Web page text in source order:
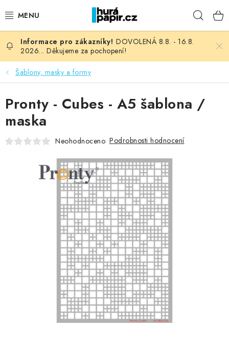
na
NOVINKY
HURÁ DÍLNA
VŠECHNO ZBOŽÍ
KNIHAŘSKÝ MATERIÁL
OBLÍBENÉ ♥️
FOTORECENZE
MOJE OBJEDNÁVKA
Kontakty Moje objednávka
Oblíbené ♥️
Hodnocení obchodu
Obchodní podmínky
Podmínky ochrany osobních údajů
Ověřování recenzí
DOVOLENÁ 8.8. - 16.8.
2026... Děkujeme za pochopení!
Šablony, masky a formy
Pronty - Cubes - A5 šablona /
maska
Neohodnoceno Podrobnosti hodnocení